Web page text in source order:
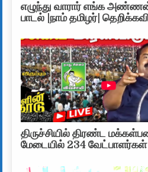
எழுந்து வாரார் எங்க அண்ணன்
பாடல் |நாம் தமிழர்|
திருச்சியில் திரண்ட
மேடையில் 234 வேட்பாளர்கள்